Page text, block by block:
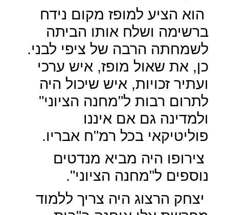
הוא הציע למופז מקום נידח
ברשימה ושלח אותו הביתה
לשמחתה הרבה של ציפי לבני.
כן, את שאול מופז, איש ערכי
ועתיר זכויות, איש שיכול היה
לתרום רבות ל"מחנה הציוני"
ולמדינה גם אם איננו
פוליטיקאי בכל רמ"ח אבריו.
צירופו היה מביא מנדטים
נוספים ל"מחנה הציוני".
יצחק הרצוג היה צריך ללמוד